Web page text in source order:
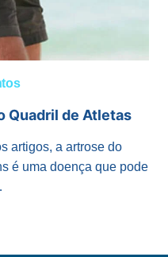
Quadril de Atletas
artigos, a artrose do
é uma doença que pode